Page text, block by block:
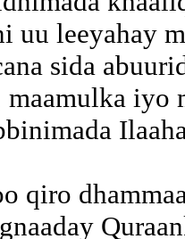
uu leeyahay
sida
iyo